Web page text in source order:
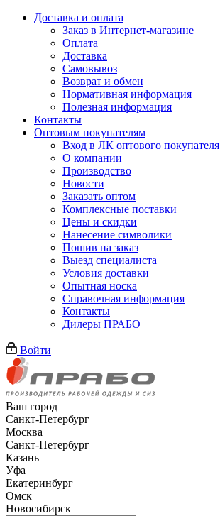
Доставка и оплата
Заказ в Интернет-магазине
Оплата
Доставка
Самовывоз
Возврат и обмен
Нормативная информация
Полезная информация
Контакты
Оптовым покупателям
Вход в ЛК оптового покупателя
О компании
Производство
Новости
Заказать оптом
Комплексные поставки
Цены и скидки
Нанесение символики
Пошив на заказ
Выезд специалиста
Условия доставки
Опытная носка
Справочная информация
Контакты
Дилеры ПРАБО
Войти
Ваш город
Санкт-Петербург
Москва
Санкт-Петербург
Казань
Уфа
Екатеринбург
Омск
Новосибирск